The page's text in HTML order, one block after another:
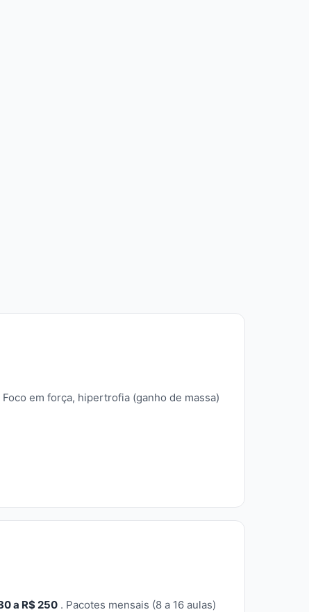
em força, hipertrofia (ganho de massa)
a R$ 250 . Pacotes mensais (8 a 16 aulas)